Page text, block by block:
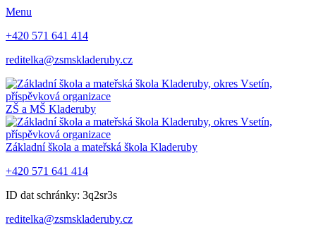
Menu
+420 571 641 414
reditelka@zsmskladeruby.cz
ZŠ a MŠ Kladeruby
Základní škola a mateřská škola Kladeruby
+420 571 641 414
ID dat schránky: 3q2sr3s
reditelka@zsmskladeruby.cz